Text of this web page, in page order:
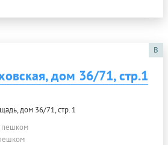
B
дом 36/71, стр.1
дом 36/71, стр. 1
пешком